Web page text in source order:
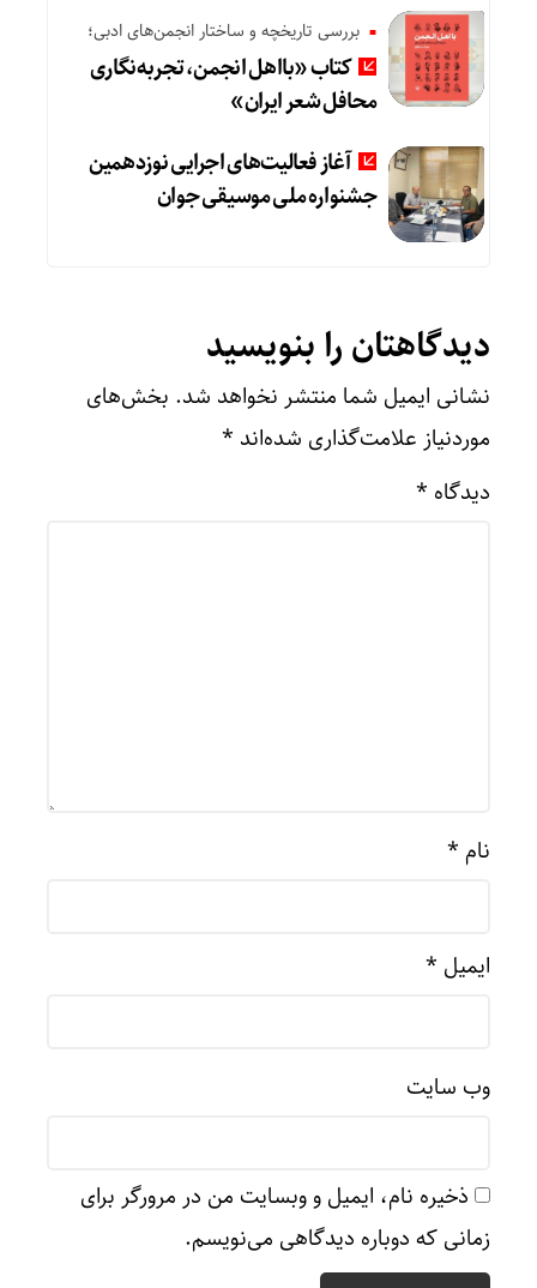
بررسی تاریخچه و ساختار انجمن‌های ادبی؛
کتاب «بااهل انجمن، تجربه‌نگاری
محافل شعر ایران»
آغاز فعالیت‌های اجرایی نوزدهمین
جشنواره ملی موسیقی جوان
دیدگاهتان را بنویسید
نشانی ایمیل شما منتشر نخواهد شد. بخش‌های
موردنیاز علامت‌گذاری شده‌اند *
دیدگاه *
نام *
ایمیل *
وب‌ سایت
ذخیره نام، ایمیل و وبسایت من در مرورگر برای
زمانی که دوباره دیدگاهی می‌نویسم.